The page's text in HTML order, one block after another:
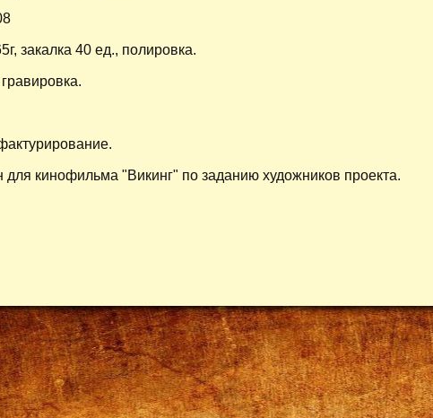
закалка 40 ед., полировка.
для кинофильма "Викинг" по заданию художников проекта.